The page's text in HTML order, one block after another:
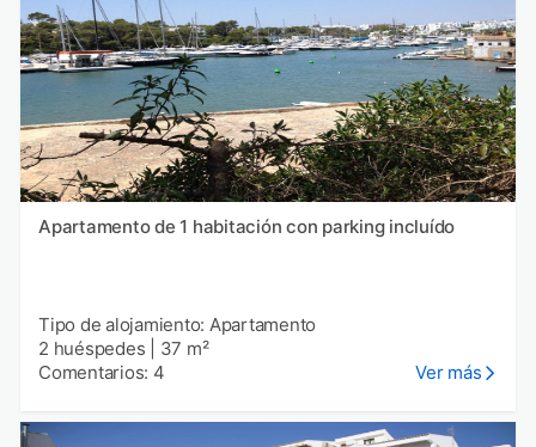
Apartamento de 1 habitación con parking incluído
Tipo de alojamiento: Apartamento
2 huéspedes
37 m²
Comentarios: 4
Ver más